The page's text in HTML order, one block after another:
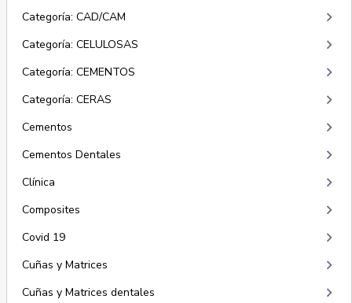
Categoría: CAD/CAM keyboard_arrow_right
Categoría: CELULOSAS keyboard_arrow_right
Categoría: CEMENTOS keyboard_arrow_right
Categoría: CERAS keyboard_arrow_right
Cementos keyboard_arrow_right
Cementos Dentales keyboard_arrow_right
Clínica keyboard_arrow_right
Composites keyboard_arrow_right
Covid 19 keyboard_arrow_right
Cuñas y Matrices keyboard_arrow_right
Cuñas y Matrices dentales keyboard_arrow_right